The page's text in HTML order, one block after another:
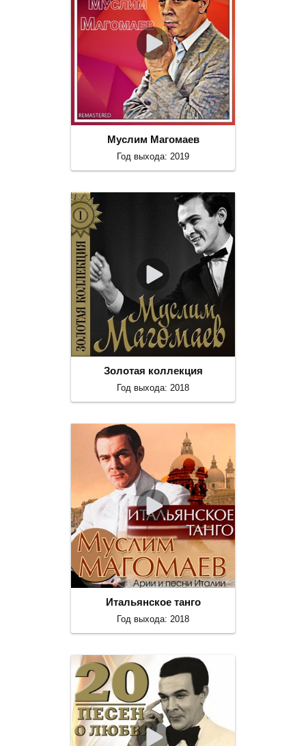
Муслим Магомаев
Год выхода: 2019
Золотая коллекция
Год выхода: 2018
Итальянское танго
Год выхода: 2018